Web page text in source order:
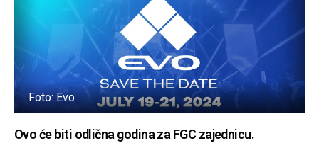
Foto: Evo
Ovo će biti odlična godina za FGC zajednicu.